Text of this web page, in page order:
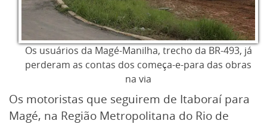
Os usuários da Magé-Manilha, trecho da BR-493, já
perderam as contas dos começa-e-para das obras
na via
Os motoristas que seguirem de Itaboraí para
Magé, na Região Metropolitana do Rio de